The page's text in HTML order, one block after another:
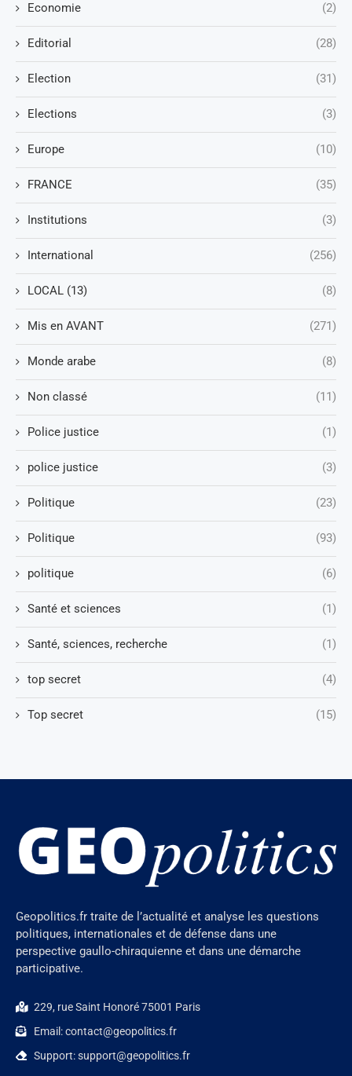
Economie (2)
Editorial (28)
Election (31)
Elections (3)
Europe (10)
FRANCE (35)
Institutions (3)
International (256)
LOCAL (13) (8)
Mis en AVANT (271)
Monde arabe (8)
Non classé (11)
Police justice (1)
police justice (3)
Politique (23)
Politique (93)
politique (6)
Santé et sciences (1)
Santé, sciences, recherche (1)
top secret (4)
Top secret (15)
Geopolitics.fr traite de l’actualité et analyse les questions
politiques, internationales et de défense dans une
perspective gaullo-chiraquienne et dans une démarche
participative.
229, rue Saint Honoré 75001 Paris
Email: contact@geopolitics.fr
Support: support@geopolitics.fr